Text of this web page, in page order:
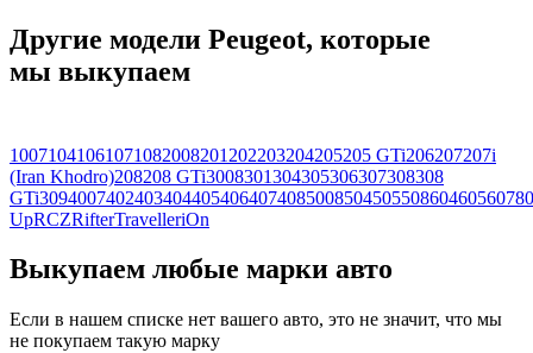
Другие модели Peugeot, которые
мы выкупаем
10071041061071082008201 202203204205205 GTi206207207i
(Iran Khodro)208208 GTi3008301304305306307308308
GTi30940074024034044054064074085008504505508604605607
UpRCZRifterTravelleriOn
Выкупаем любые марки авто
Если в нашем списке нет вашего авто, это не значит, что мы
не покупаем такую марку